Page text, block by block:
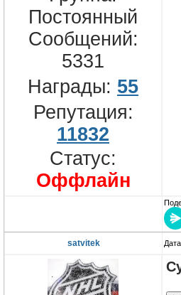
Постоянный
Сообщений:
5331
Награды: 55
Репутация:
11832
Статус:
Оффлайн
satvitek